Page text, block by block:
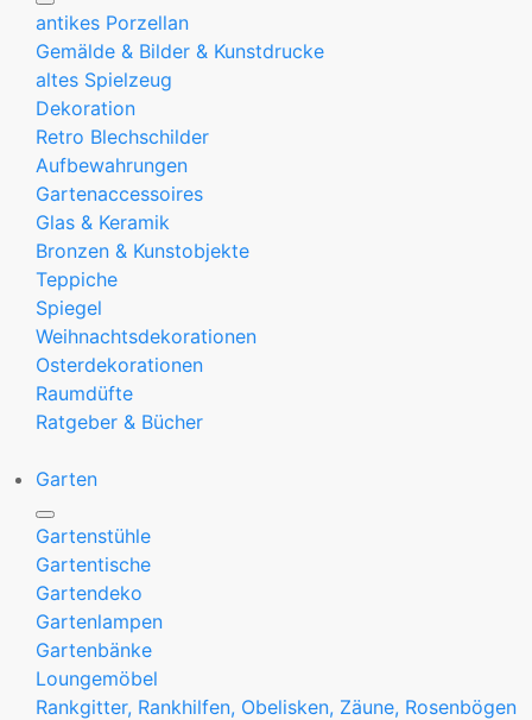
antikes Porzellan
Gemälde & Bilder & Kunstdrucke
altes Spielzeug
Dekoration
Retro Blechschilder
Aufbewahrungen
Gartenaccessoires
Glas & Keramik
Bronzen & Kunstobjekte
Teppiche
Spiegel
Weihnachtsdekorationen
Osterdekorationen
Raumdüfte
Ratgeber & Bücher
Garten
Gartenstühle
Gartentische
Gartendeko
Gartenlampen
Gartenbänke
Loungemöbel
Rankgitter, Rankhilfen, Obelisken, Zäune, Rosenbögen